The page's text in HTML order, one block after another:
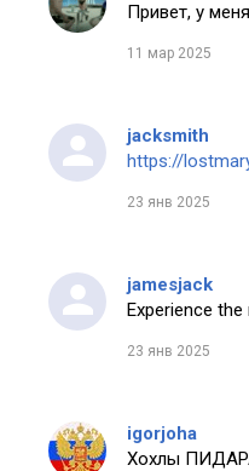
Привет, у
11 мар 2025
jacksmith
https://
23 янв 2025
jamesjack
Experience
23 янв 2025
igorjoha
Хохлы